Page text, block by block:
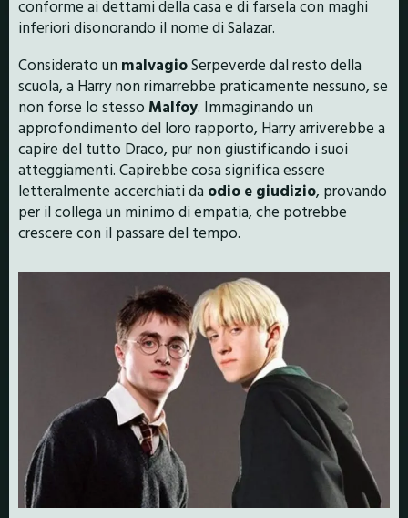
conforme ai dettami della casa e di farsela con maghi
inferiori disonorando il nome di Salazar.
Considerato un malvagioSerpeverde dal resto della
scuola, a Harry non rimarrebbe praticamente nessuno, se
non forse lo stesso Malfoy. Immaginando un
approfondimento del loro rapporto, Harry arriverebbe a
capire del tutto Draco, pur non giustificando i suoi
atteggiamenti. Capirebbe cosa significa essere
letteralmente accerchiati da odio e giudizio, provando
per il collega un minimo di empatia, che potrebbe
crescere con il passare del tempo.